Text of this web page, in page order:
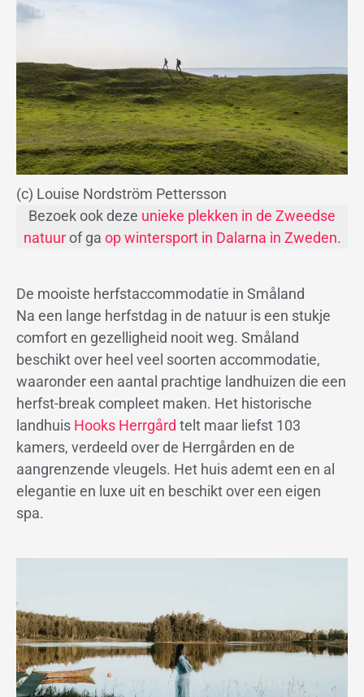
(c) Louise Nordström Pettersson
Bezoek ook deze unieke plekken in de Zweedse
natuurof ga op wintersport in Dalarna in Zweden.
De mooiste herfstaccommodatie in Småland
Na een lange herfstdag in de natuur is een stukje
comfort en gezelligheid nooit weg. Småland
beschikt over heel veel soorten accommodatie,
waaronder een aantal prachtige landhuizen die een
herfst-break compleet maken. Het historische
landhuis Hooks Herrgård telt maar liefst 103
kamers, verdeeld over de Herrgården en de
aangrenzende vleugels. Het huis ademt een en al
elegantie en luxe uit en beschikt over een eigen
spa.